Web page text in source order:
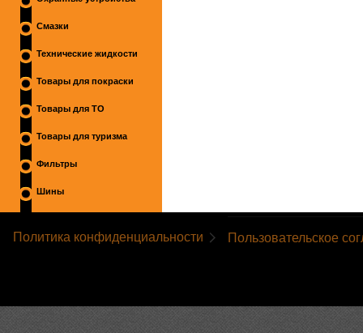
Смазки
Технические жидкости
Товары для покраски
Товары для ТО
Товары для туризма
Фильтры
Шины
Политика конфиденциальности Пользовательское